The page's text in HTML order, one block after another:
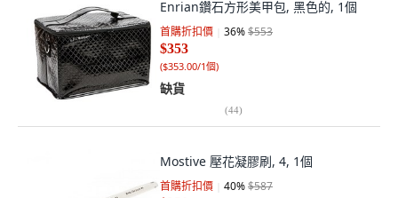
Enrian鑽石方形美甲包, 黑色的, 1個
首購折扣價 36%$553
$353
($353.00/1個)
缺貨
(44)
Mostive 壓花凝膠刷, 4, 1個
首購折扣價 40%$587